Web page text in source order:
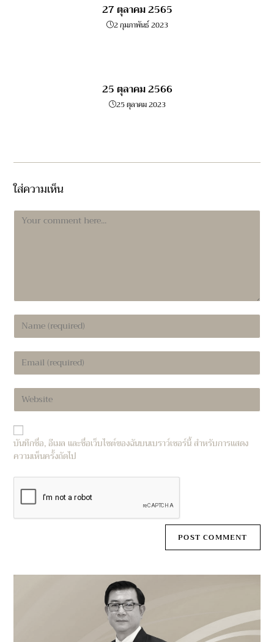
27 ตุลาคม 2565
2 กุมภาพันธ์ 2023
25 ตุลาคม 2566
25 ตุลาคม 2023
ใส่ความเห็น
Comment
Enter
your
username
comment
Enter
your
address
to
Enter
your
URL
(optional)
บันทึกชื่อ, อีเมล และชื่อเว็บไซต์ของฉันบนเบราว์เซอร์นี้ สำหรับการแสดง
ความเห็นครั้งถัดไป